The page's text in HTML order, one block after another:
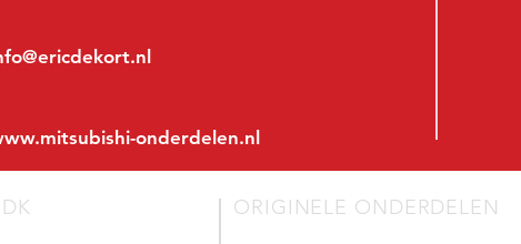
onderdelen.nl
ORIGINELE ONDERDELEN